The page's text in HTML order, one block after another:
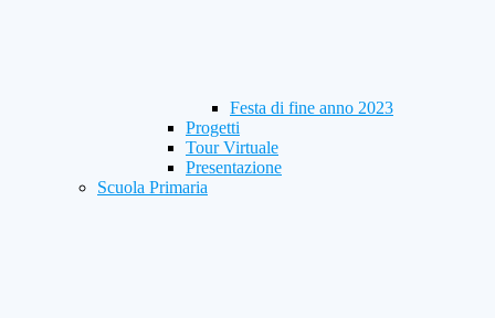
Festa di fine anno 2023
Progetti
Tour Virtuale
Presentazione
Scuola Primaria